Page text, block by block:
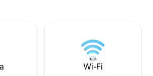
estão a uma
shopping Pitt st,
famosas marcas de
a área patrimonial de
banho, um cofre
cama king-size
duas camas de
solicitação.
Wi-Fi